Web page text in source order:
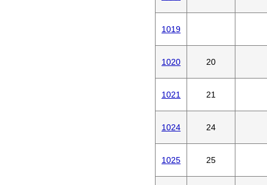
1019
1020 20
1021 21
1024 24
1025 25